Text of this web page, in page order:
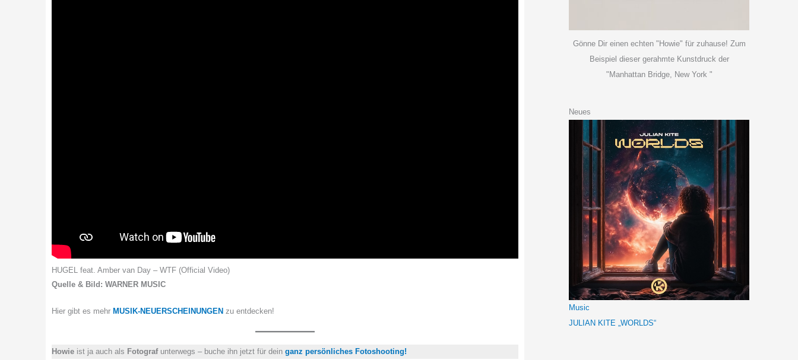
HUGEL feat. Amber van Day – WTF (Official Video)
Quelle & Bild: WARNER MUSIC
Hier gibt es mehr MUSIK-NEUERSCHEINUNGEN zu entdecken!
Howie ist ja auch als Fotografunterwegs – buche ihn jetzt für dein ganz persönliches Fotoshooting!
Gönne Dir einen echten "Howie" für zuhause! Zum
Beispiel dieser gerahmte Kunstdruck der
"Manhattan Bridge, New York "
Neues
Music
JULIAN KITE „WORLDS“